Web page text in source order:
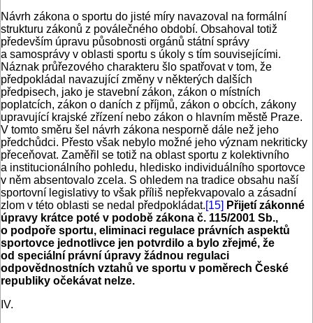
Návrh zákona o sportu do jisté míry navazoval na formální
strukturu zákonů z poválečného období. Obsahoval totiž
především úpravu působnosti orgánů státní správy
a samosprávy v oblasti sportu s úkoly s tím souvisejícími.
Náznak průřezového charakteru šlo spatřovat v tom, že
předpokládal navazující změny v některých dalších
předpisech, jako je stavební zákon, zákon o místních
poplatcích, zákon o daních z příjmů, zákon o obcích, zákony
upravující krajské zřízení nebo zákon o hlavním městě Praze.
V tomto směru šel návrh zákona nesporně dále než jeho
předchůdci. Přesto však nebylo možné jeho význam nekriticky
přeceňovat. Zaměřil se totiž na oblast sportu z kolektivního
a institucionálního pohledu, hledisko individuálního sportovce
v něm absentovalo zcela. S ohledem na tradice obsahu naší
sportovní legislativy to však příliš nepřekvapovalo a zásadní
zlom v této oblasti se nedal předpokládat.[15] Přijetí zákonné
úpravy krátce poté v podobě zákona č. 115/2001 Sb.,
o podpoře sportu, eliminaci regulace právních aspektů
sportovce jednotlivce jen potvrdilo a bylo zřejmé, že
od speciální právní úpravy žádnou regulaci
odpovědnostních vztahů ve sportu v poměrech České
republiky očekávat nelze.
IV.